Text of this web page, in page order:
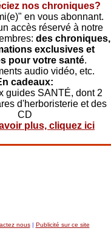
nos chroniques?
en vous abonnant.
accès réservé à notre
des chroniques,
exclusives et
pour votre santé.
audio vidéo, etc.
cadeaux:
guides SANTÉ, dont 2
d'herboristerie et des
CD
plus, cliquez ici
nous| Publicité sur ce site